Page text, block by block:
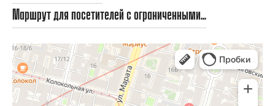
Маршрут для посетителей с ограниченными...
Санкт‑Петербург
Улица Марата, 24А — Яндекс Карты